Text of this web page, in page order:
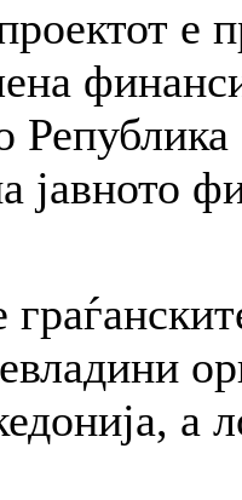
е
јавното
а